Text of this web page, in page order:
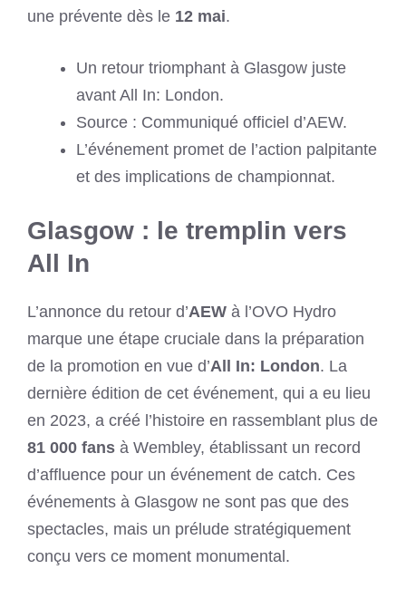
une prévente dès le 12 mai.
Un retour triomphant à Glasgow juste
avant All In: London.
Source : Communiqué officiel d’AEW.
L’événement promet de l’action palpitante
et des implications de championnat.
Glasgow : le tremplin vers
All In
L’annonce du retour d’AEW à l’OVO Hydro
marque une étape cruciale dans la préparation
de la promotion en vue d’All In: London. La
dernière édition de cet événement, qui a eu lieu
en 2023, a créé l’histoire en rassemblant plus de
81 000 fans à Wembley, établissant un record
d’affluence pour un événement de catch. Ces
événements à Glasgow ne sont pas que des
spectacles, mais un prélude stratégiquement
conçu vers ce moment monumental.